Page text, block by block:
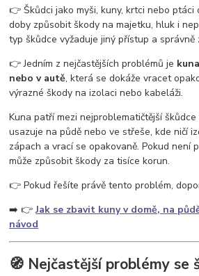
vosy v pergole
ochrana proti vosám
jak se zbavit vosího
past na vosy
létající hmyz vosy v domě
👉 Škůdci jako myši, kuny, krtci nebo ptáci
doby způsobit škody na majetku, hluk i
typ škůdce vyžaduje jiný přístup a správně
👉 Jedním z nejčastějších problémů je
nebo v autě, která se dokáže vracet
výrazné škody na izolaci nebo kabeláži.
Kuna patří mezi nejproblematičtější
usazuje na půdě nebo ve střeše, kde ničí
zápach a vrací se opakovaně. Pokud není
může způsobit škody za tisíce korun.
👉 Pokud řešíte právě tento problém,
➡️ 👉Jak se zbavit kuny v domě, na
návod
🧭 Nejčastější problémy se